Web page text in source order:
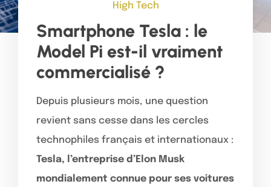
High Tech
Smartphone Tesla : le
Model Pi est-il vraiment
commercialisé ?
Depuis plusieurs mois, une question
revient sans cesse dans les cercles
technophiles français et internationaux :
Tesla, l’entreprise d’Elon Musk
mondialement connue pour ses voitures